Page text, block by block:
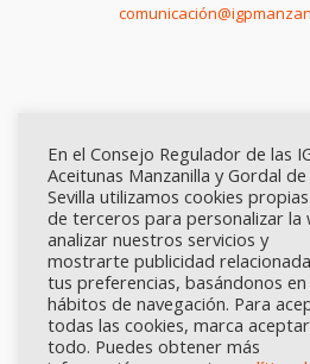
Calidad certificada por Origen.
En el Consejo Regulador de las
Aceitunas Manzanilla y Gordal de
Sevilla utilizamos cookies
de terceros para personalizar la
analizar nuestros servicios y
mostrarte publicidad
tus preferencias, basándonos
hábitos de navegación. Para
todas las cookies, marca aceptar
todo. Puedes obtener más